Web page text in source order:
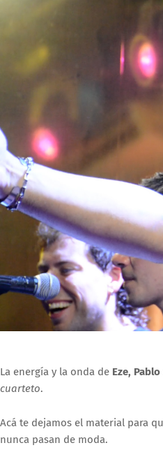
La energía y la onda de Eze,
cuarteto.
Acá te dejamos el material para
nunca pasan de moda.